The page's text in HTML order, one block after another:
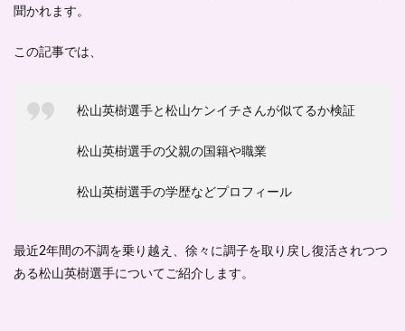
聞かれます。
この記事では、
松山英樹選手と松山ケンイチさんが似てるか検証
松山英樹選手の父親の国籍や職業
松山英樹選手の学歴などプロフィール
最近2年間の不調を乗り越え、徐々に調子を取り戻し復活されつつ
ある松山英樹選手についてご紹介します。